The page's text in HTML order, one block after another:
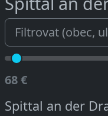
68 €
Spittal an der